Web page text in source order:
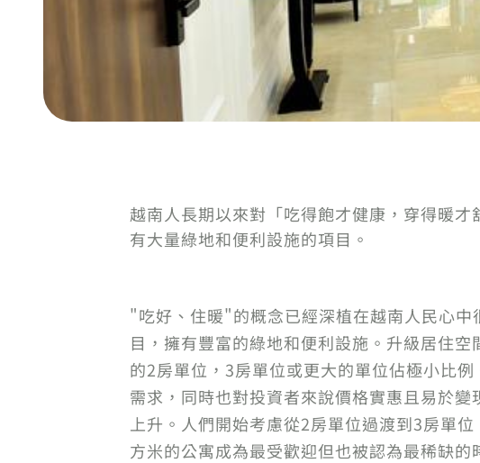
越南人長期以來對「吃得飽才健康，穿得暖
有大量綠地和便利設施的項目。
"吃好、住暖"的概念已經深植在越南人民心
目，擁有豐富的綠地和便利設施。升級居住
的2房單位，3房單位或更大的單位佔極小比
需求，同時也對投資者來說價格實惠且易於
上升。人們開始考慮從2房單位過渡到3房單
方米的公寓成為最受歡迎但也被認為最稀缺